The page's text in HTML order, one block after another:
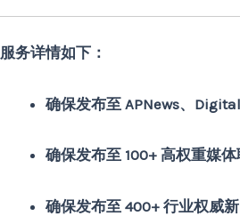
服务详情如下：
确保发布至 APNews、
确保发布至 100+ 高权重媒
确保发布至 400+ 行业权威